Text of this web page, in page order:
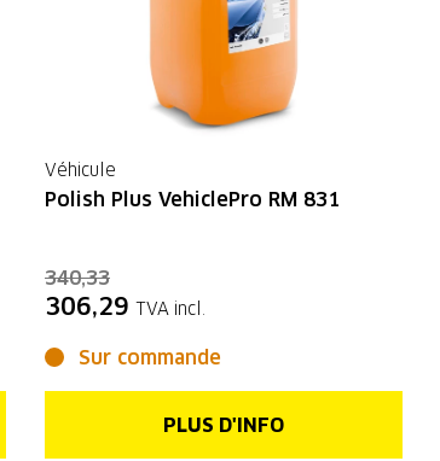
Véhicule
Polish Plus VehiclePro RM 831
340,33
306,29 TVA incl.
Sur commande
PLUS D'INFO